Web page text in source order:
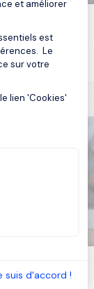
et améliorer
est
Le
sur votre
lien 'Cookies'
suis d'accord !